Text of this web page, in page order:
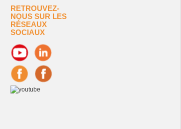
RETROUVEZ-
NOUS SUR LES
RÉSEAUX
SOCIAUX